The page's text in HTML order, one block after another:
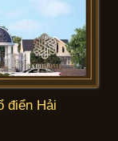
điển Hải